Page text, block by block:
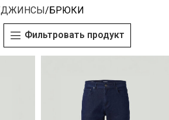
ДЖИНСЫ БРЮКИ
Фильтровать продукт